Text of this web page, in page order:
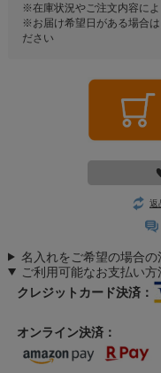
※在庫状況やご注文内容に
※お届け希望日がある場合
ださい
返
名入れをご希望の場合の
ご利用可能なお支払い方
クレジットカード決済：
オンライン決済：